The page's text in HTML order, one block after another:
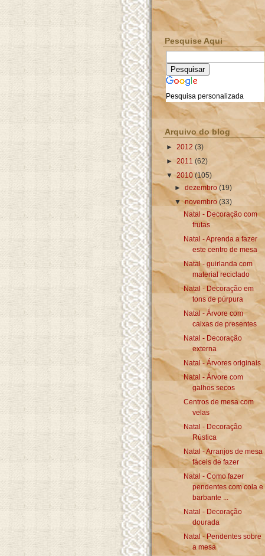
Pesquise Aqui
Pesquisa personalizada
Arquivo do blog
► 2012 (3)
► 2011 (62)
▼2010 (105)
►dezembro (19)
▼novembro (33)
Natal - Decoração com
frutas
Natal - Aprenda a fazer
este centro de mesa
Natal - guirlanda com
material reciclado
Natal - Decoração em
tons de púrpura
Natal - Árvore com
caixas de presentes
Natal - Decoração
externa
Natal - Árvores originais
Natal - Árvore com
galhos secos
Centros de mesa com
velas
Natal - Decoração
Rústica
Natal - Arranjos de mesa
fáceis de fazer
Natal - Como fazer
pendentes com cola e
barbante ...
Natal - Decoração
dourada
Natal - Pendentes sobre
a mesa